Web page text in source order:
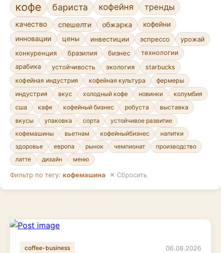
кофе бариста кофейня тренды
качество спешелти обжарка
кофейни
инновации
цены инвестиции эспрессо
урожай
конкуренция
бразилия бизнес
технологии
арабика
устойчивость экология
starbucks
кофейная индустрия
кофейная культура
фермеры
индустрия
вкус холодный кофе новинки
колумбия
сша
кафе кофейный бизнес робуста
выставка
вкусы
упаковка сорта
устойчивое развитие
кофемашины
вьетнам кофейныйбизнес
напитки
здоровье
европа рынок чемпионат
производство
латте
дизайн меню
Фильтр по тегу: кофемашина ✕ Сбросить
coffee-business 06.08.2026